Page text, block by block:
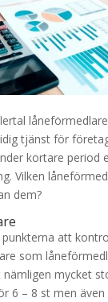
tjänst för
kortare period
Vilken
dem?
punkterna att
som
mycket
6 – 8 st men